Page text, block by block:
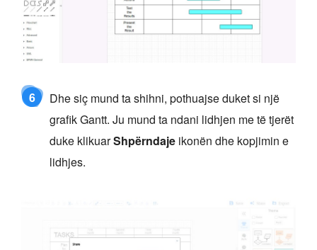
6
Dhe siç mund ta shihni, pothuajse duket si një
grafik Gantt. Ju mund ta ndani lidhjen me të tjerët
duke klikuarShpërndaje ikonën dhe kopjimin e
lidhjes.